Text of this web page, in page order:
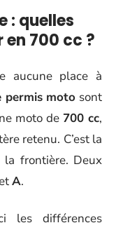
: quelles
700 cc ?
aucune place à
permis moto sont
moto de 700 cc,
retenu. C’est la
frontière. Deux
A.
les différences